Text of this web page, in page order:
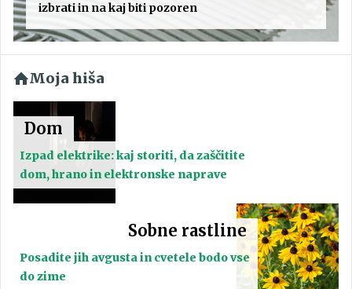
izbrati in na kaj biti pozoren
Moja hiša
Dom
Izpad elektrike: kaj storiti, da zaščitite
dom, hrano in elektronske naprave
Sobne rastline
Posadite jih avgusta in cvetele bodo vse
do zime